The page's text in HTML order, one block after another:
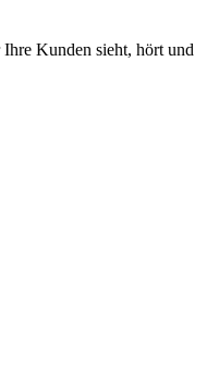
Kunden sieht, hört und